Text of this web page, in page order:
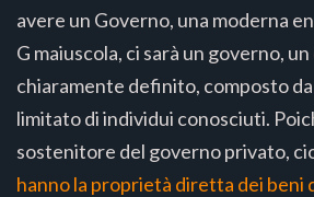
avere un Governo, una moderna
G maiuscola, ci sarà un governo,
chiaramente definito, composto
limitato di individui conosciuti.
sostenitore del governo privato,
hanno la proprietà diretta dei beni